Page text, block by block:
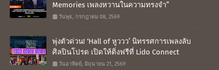
Memories เพลงหวานในความทรงจำ”
วันพุธ, กรกฎาคม 08, 2569
พุ่งตัวด่วน! ‘Hall of หูววว’ นิทรรศการเพลงลับ
ศิลปินโปรด เปิดให้ติ่งฟรีที่ Lido Connect
วันอาทิตย์, มิถุนายน 21, 2569